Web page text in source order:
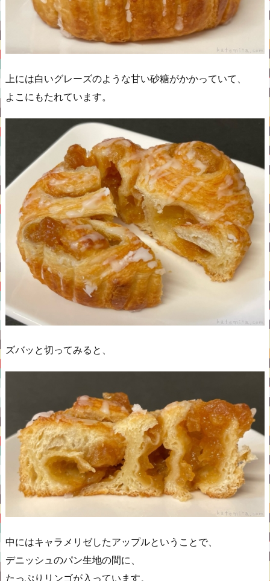
上には白いグレーズのような甘い砂糖がかかっていて、
よこにもたれています。
ズバッと切ってみると、
中にはキャラメリゼしたアップルということで、
デニッシュのパン生地の間に、
たっぷりリンゴが入っています。